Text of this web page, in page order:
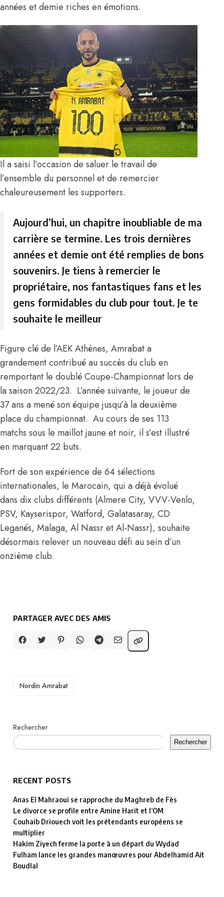
années et demie riches en émotions.
Il a saisi l’occasion de saluer le travail de
l’ensemble du personnel et de remercier
chaleureusement les supporters.
Aujourd’hui, un chapitre inoubliable de ma
carrière se termine. Les trois dernières
années et demie ont été remplies de bons
souvenirs. Je tiens à remercier le
propriétaire, nos fantastiques fans et les
gens formidables du club pour tout. Je te
souhaite le meilleur
Figure clé de l’AEK Athènes, Amrabat a
grandement contribué au succès du club en
remportant le doublé Coupe-Championnat lors de
la saison 2022/23. L’année suivante, le joueur de
37 ans a mené son équipe jusqu’à la deuxième
place du championnat. Au cours de ses 113
matchs sous le maillot jaune et noir, il s’est illustré
en marquant 22 buts.
Fort de son expérience de 64 sélections
internationales, le Marocain, qui a déjà évolué
dans dix clubs différents (Almere City, VVV-Venlo,
PSV, Kayserispor, Watford, Galatasaray, CD
Leganés, Malaga, Al Nassr et Al-Nassr), souhaite
désormais relever un nouveau défi au sein d’un
onzième club.
PARTAGER AVEC DES AMIS
Nordin Amrabat
Rechercher
Rechercher
RECENT POSTS
Anas El Mahraoui se rapproche du Maghreb de Fès
Le divorce se profile entre Amine Harit et l’OM
Couhaib Driouech voit les prétendants européens se
multiplier
Hakim Ziyech ferme la porte à un départ du Wydad
Fulham lance les grandes manœuvres pour Abdelhamid Ait
Boudlal